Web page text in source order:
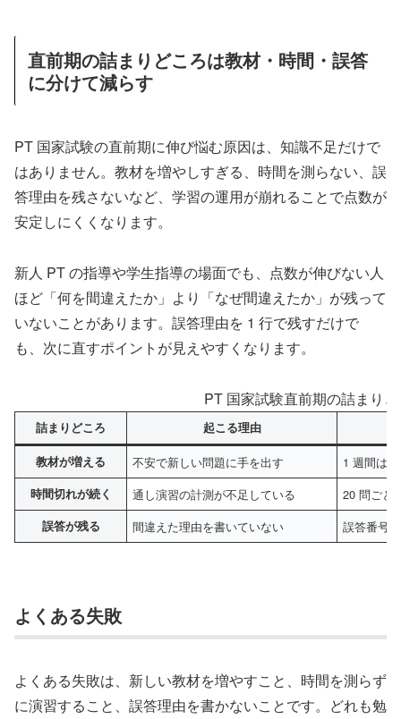
直前期の詰まりどころは教材・時間・誤答
に分けて減らす
PT 国家試験の直前期に伸び悩む原因は、知識不足だけで
はありません。教材を増やしすぎる、時間を測らない、誤
答理由を残さないなど、学習の運用が崩れることで点数が
安定しにくくなります。
新人 PT の指導や学生指導の場面でも、点数が伸びない人
ほど「何を間違えたか」より「なぜ間違えたか」が残って
いないことがあります。誤答理由を 1 行で残すだけで
も、次に直すポイントが見えやすくなります。
PT 国家試験直前期の詰まり
詰まりどころ 起こる理由
教材が増える 不安で新しい問題に手を出す 1 週間は
時間切れが続く 通し演習の計測が不足している 20 問ごと
誤答が残る 間違えた理由を書いていない 誤答番号
よくある失敗
よくある失敗は、新しい教材を増やすこと、時間を測らず
に演習すること、誤答理由を書かないことです。どれも勉